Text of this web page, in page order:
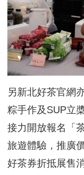
另新北好茶官網
粽手作及SUP立
接力開放報名「
旅遊體驗，推廣
好茶券折抵展售